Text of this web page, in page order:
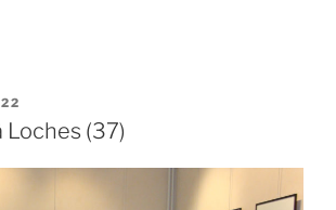
Loches (37)